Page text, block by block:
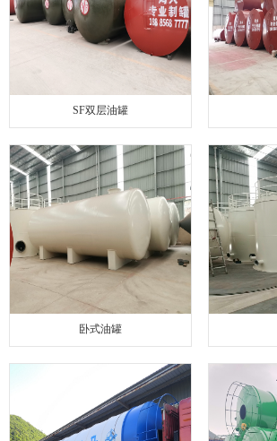
SF双层油罐
卧式油罐